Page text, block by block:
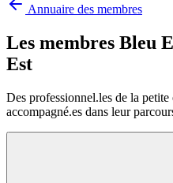
Annuaire des membres
Les membres Bleu
Est
Des professionnel.les de la
accompagné.es dans leur